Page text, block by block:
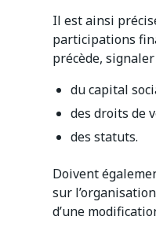
Il est ainsi
participations
précède,
du capital
des droits de
des statuts.
Doivent
sur
d’une